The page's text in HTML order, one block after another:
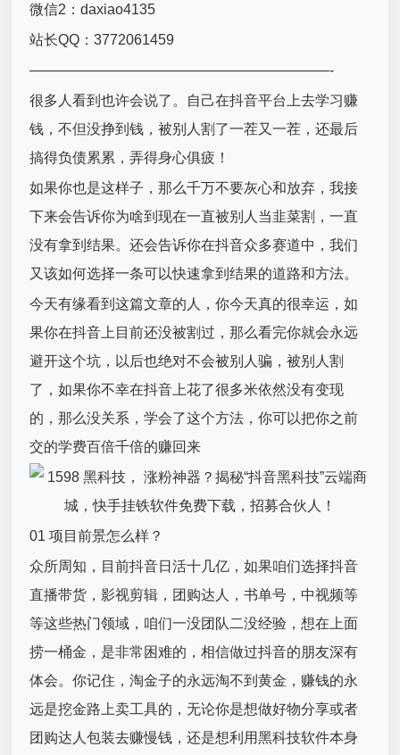
微信2：daxiao4135
站长QQ：3772061459
—————————————————————-
很多人看到也许会说了。自己在抖音平台上去学习赚
钱，不但没挣到钱，被别人割了一茬又一茬，还最后
搞得负债累累，弄得身心俱疲！
如果你也是这样子，那么千万不要灰心和放弃，我接
下来会告诉你为啥到现在一直被别人当韭菜割，一直
没有拿到结果。还会告诉你在抖音众多赛道中，我们
又该如何选择一条可以快速拿到结果的道路和方法。
今天有缘看到这篇文章的人，你今天真的很幸运，如
果你在抖音上目前还没被割过，那么看完你就会永远
避开这个坑，以后也绝对不会被别人骗，被别人割
了，如果你不幸在抖音上花了很多米依然没有变现
的，那么没关系，学会了这个方法，你可以把你之前
交的学费百倍千倍的赚回来
01 项目前景怎么样？
众所周知，目前抖音日活十几亿，如果咱们选择抖音
直播带货，影视剪辑，团购达人，书单号，中视频等
等这些热门领域，咱们一没团队二没经验，想在上面
捞一桶金，是非常困难的，相信做过抖音的朋友深有
体会。你记住，淘金子的永远淘不到黄金，赚钱的永
远是挖金路上卖工具的，无论你是想做好物分享或者
团购达人包装去赚慢钱，还是想利用黑科技软件本身